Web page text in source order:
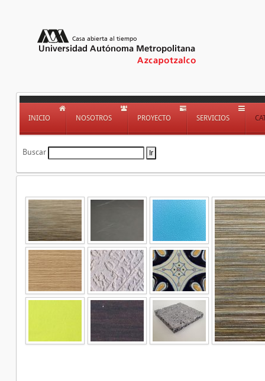
INICIO NOSOTROS PROYECTO SERVICIOS
Buscar